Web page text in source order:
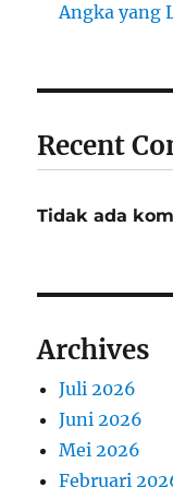
Angka yang
Recent
Tidak ada
Archives
Juli 2026
Juni 2026
Mei 2026
Februari